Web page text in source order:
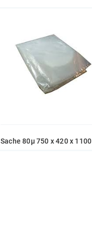
Sache 80µ 750 x 420 x 1100